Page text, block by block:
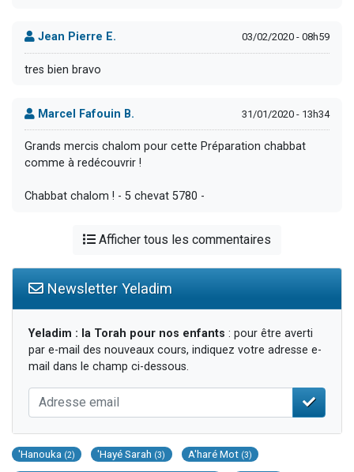
Jean Pierre E. 03/02/2020 - 08h59
tres bien bravo
Marcel Fafouin B. 31/01/2020 - 13h34
Grands mercis chalom pour cette Préparation chabbat
comme à redécouvrir !
Chabbat chalom ! - 5 chevat 5780 -
Afficher tous les commentaires
Newsletter Yeladim
Yeladim : la Torah pour nos enfants : pour être averti
par e-mail des nouveaux cours, indiquez votre adresse e-
mail dans le champ ci-dessous.
'Hanouka (2) 'Hayé Sarah (3) A'haré Mot (3)